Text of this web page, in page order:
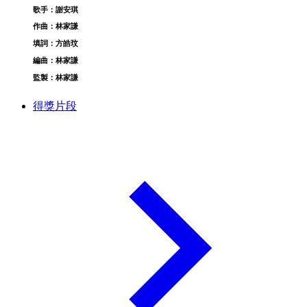
歌手：謝安琪
作曲：林家謙
填詞：方皓玟
編曲：林家謙
監製：林家謙
得獎片段